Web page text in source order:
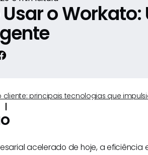
o Workato:
cliente: principais tecnologias que
acelerado de hoje, a